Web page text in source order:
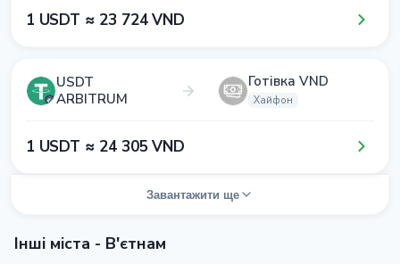
1​ USDT ≈ 2​3​ 7​2​4​ VND
USDT
ARBITRUM
Готівка VND
Хайфон
1​ USDT ≈ 2​4​ 3​0​5​ VND
Завантажити ще
Інші міста - В'єтнам